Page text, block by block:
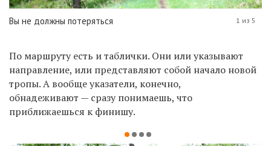
Вы не должны потеряться 1 из 5
По маршруту есть и таблички. Они или указывают
направление, или представляют собой начало новой
тропы. А вообще указатели, конечно,
обнадеживают — сразу понимаешь, что
приближаешься к финишу.